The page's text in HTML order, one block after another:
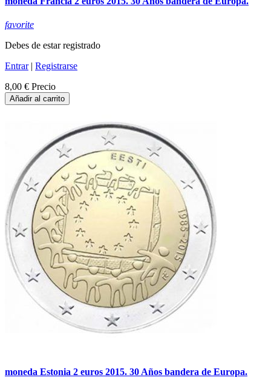
favorite
Debes de estar registrado
Entrar| Registrarse
8,00 € Precio
Añadir al carrito
moneda Estonia 2 euros 2015. 30 Años bandera de Europa.